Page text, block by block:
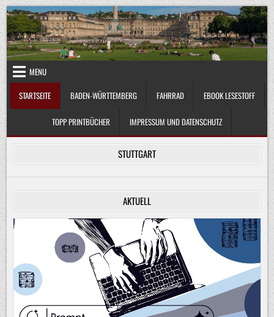
Skip
to
content
MENU
STARTSEITE
BADEN-WÜRTTEMBERG FAHRRAD EBOOK LESESTOFF
TOPP PRINTBÜCHER IMPRESSUM UND DATENSCHUTZ
STUTTGART
AKTUELL